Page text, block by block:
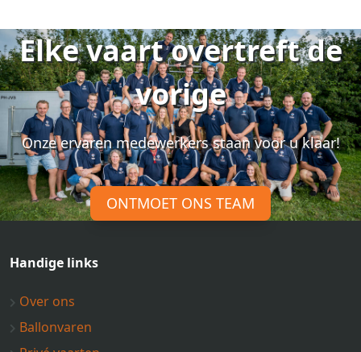
Elke vaart overtreft de
vorige
Onze ervaren medewerkers staan voor u klaar!
ONTMOET ONS TEAM
Handige links
Over ons
Ballonvaren